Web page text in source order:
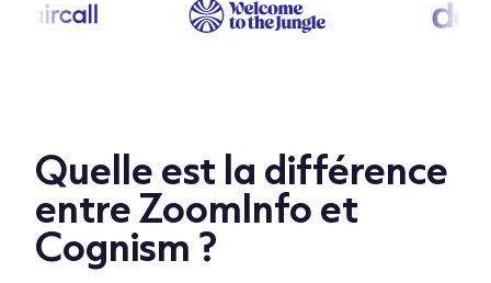
Quelle est la différence
entre ZoomInfo et
Cognism ?